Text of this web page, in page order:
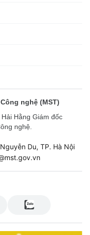
nghệ (MST)
Hằng Giám đốc
nghệ.
Du, TP. Hà Nội